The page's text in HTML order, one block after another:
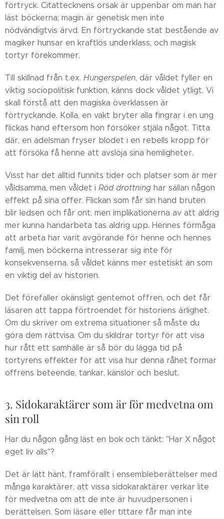
förtryck. Citattecknens orsak är uppenbar om man har
läst böckerna; magin är genetisk men inte
nödvändigtvis ärvd. En förtryckande stat bestående av
magiker hunsar en kraftlös underklass, och magisk
tortyr förekommer.
Till skillnad från t.ex. Hungerspelen, där våldet fyller en
viktig sociopolitisk funktion, känns dock våldet ytligt. Vi
skall förstå att den magiska överklassen är
förtryckande. Kolla, en vakt bryter alla fingrar i en ung
flickas hand eftersom hon försöker stjäla något. Titta
där, en adelsman fryser blodet i en rebells kropp för
att försöka få henne att avslöja sina hemligheter.
Visst har det alltid funnits tider och platser som är mer
våldsamma, men våldet i Röd drottning har sällan någon
effekt på sina offer. Flickan som får sin hand bruten
blir ledsen och får ont, men implikationerna av att aldrig
mer kunna handarbeta tas aldrig upp. Hennes förmåga
att arbeta har varit avgörande för henne och hennes
familj, men böckerna intresserar sig inte för
konsekvenserna, så våldet känns mer estetiskt än som
en viktig del av historien.
Det förefaller okänsligt gentemot offren, och det får
läsaren att tappa förtroendet för historiens ärlighet.
Om du skriver om extrema situationer så måste du
göra dem rättvisa. Om du skildrar tortyr för att visa
hur rått ett samhälle är så bör du lägga tid på
tortyrens effekter för att visa hur denna råhet formar
offrens beteende, tankar, känslor och beslut.
3. Sidokaraktärer som är för medvetna om
sin roll
Har du någon gång läst en bok och tänkt: "Har X något
eget liv alls"?
Det är lätt hänt, framförallt i ensembleberättelser med
många karaktärer, att vissa sidokaraktärer verkar lite
för medvetna om att de inte är huvudpersonen i
berättelsen. Som läsare eller tittare får man inte